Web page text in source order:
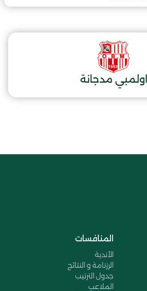
اولمبي مدجانة
المنافسات
الأندية
الرزنامة و النتائج
جدول الترتيب
الملاعب